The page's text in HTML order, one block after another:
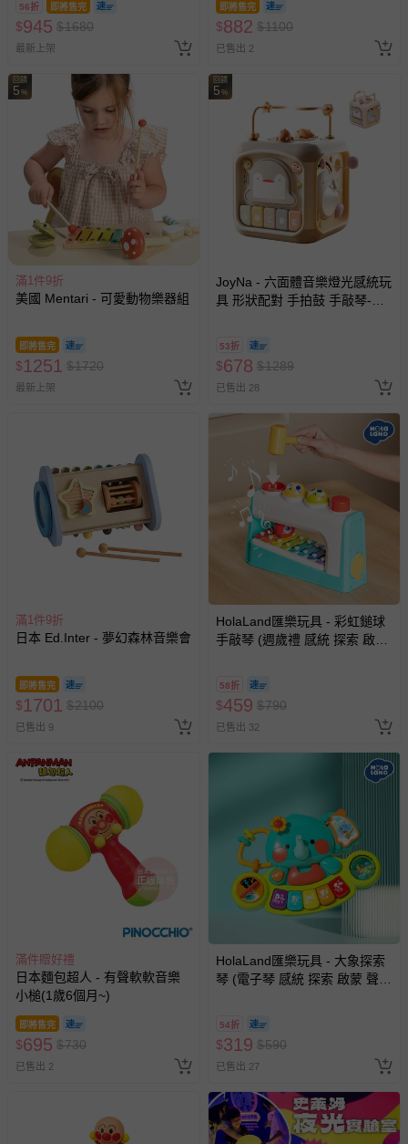
-接觸性孕哺產品（奶嘴、奶瓶、擠乳器、哺乳衣、托腹
帶束縛衣、餐搖椅等）。
-其他原廠盒裝商品封口處已貼上「不可拆封」，或具警
國際航空、客運、訂房等服務。
相關的退換貨辦理流程，可詳見： 退換貨 & 退款問題
其他常見問題：
運送服務：目前提供的運送僅限台灣本島。如您位於離島地
區，可能會無法配送，或須依據商品需加收離島運費。廠商
亦保留出貨與否的權利。離島、偏遠地區、樓層親送等加價
費用，可能會另需加收。
商品實際的配達日期，可於訂單個人資料內的查詢訂單內，
如您收到商品，請依正常流程檢查是否完好，若商品遇瑕疵
情形，您可申請更換新品或退貨，請見：退貨的辦理流程
若您對於會員帳號、商品訂購與資訊、購物流程、付款方
式、折價券與購物金的使用、退貨及商品運送方式等有疑
預購商品：預購為海外同步代購，遇缺貨即會通知媽咪並協
助取消退款事宜。
商品如因「價格、組合」等錯誤原因，導致無法安排出貨，
會主動以簡訊及mail通知訂單取消事宜，並將提供適當補
56折 即將售完
$945 $1680
最新上架
即將售完
$882 $1100
已售出 2
回饋
5 %
滿1件9折
美國 Mentari - 可愛動物樂器組
即將售完
$1251 $1720
最新上架
回饋
5 %
JoyNa - 六面體音樂燈光感統玩
具 形狀配對 手拍鼓 手敲琴-企
53折
$678 $1289
已售出 28
滿1件9折
日本 Ed.Inter - 夢幻森林音樂會
即將售完
$1701 $2100
已售出 9
HolaLand匯樂玩具 - 彩虹鎚球
手敲琴 (週歲禮 感統 探索 啟蒙
58折
$459 $790
已售出 32
滿件贈好禮
日本麵包超人 - 有聲軟軟音樂
小槌(1歲6個月~)
即將售完
$695 $730
已售出 2
HolaLand匯樂玩具 - 大象探索
琴 (電子琴 感統 探索 啟蒙 聲光
54折
$319 $590
已售出 27